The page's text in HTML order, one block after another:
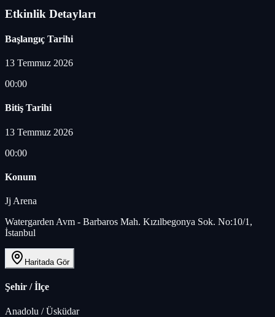
Etkinlik Detayları
Başlangıç Tarihi
13 Temmuz 2026
00:00
Bitiş Tarihi
13 Temmuz 2026
00:00
Konum
Jj Arena
Watergarden Avm - Barbaros Mah. Kızılbegonya Sok. No:10/1,
İstanbul
Haritada Gör
Şehir / İlçe
Anadolu /Üsküdar